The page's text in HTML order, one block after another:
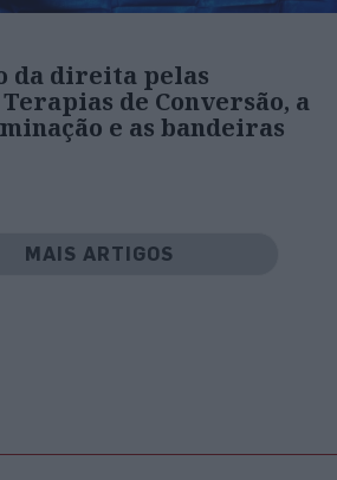
da direita pelas
de Conversão, a
e as bandeiras
MAIS ARTIGOS